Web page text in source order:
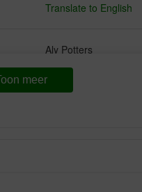
Translate to English
Aly Potters
Toon meer